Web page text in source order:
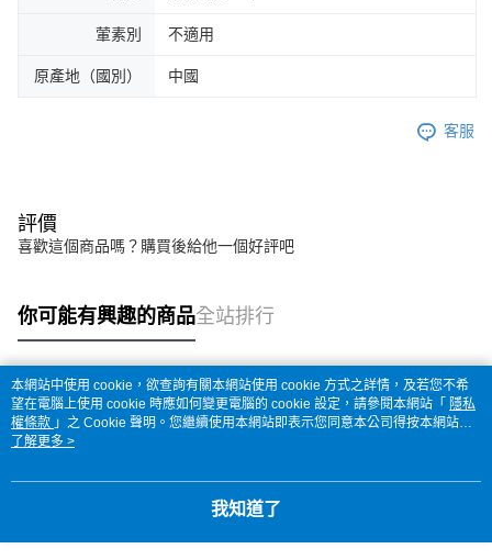
葷素別 不適用
原產地（國別） 中國
客服
評價
喜歡這個商品嗎？購買後給他一個好評吧
你可能有興趣的商品全站排行
熱門標籤
本網站中使用 cookie，欲查詢有關本網站使用 cookie 方式之詳情，及若您不希
望在電腦上使用 cookie 時應如何變更電腦的 cookie 設定，請參閱本網站「 隱私
權條款 」之 Cookie 聲明。您繼續使用本網站即表示您同意本公司得按本網站使
用條款之 Cookie 聲明使用 cookie。
了解更多 >
我知道了